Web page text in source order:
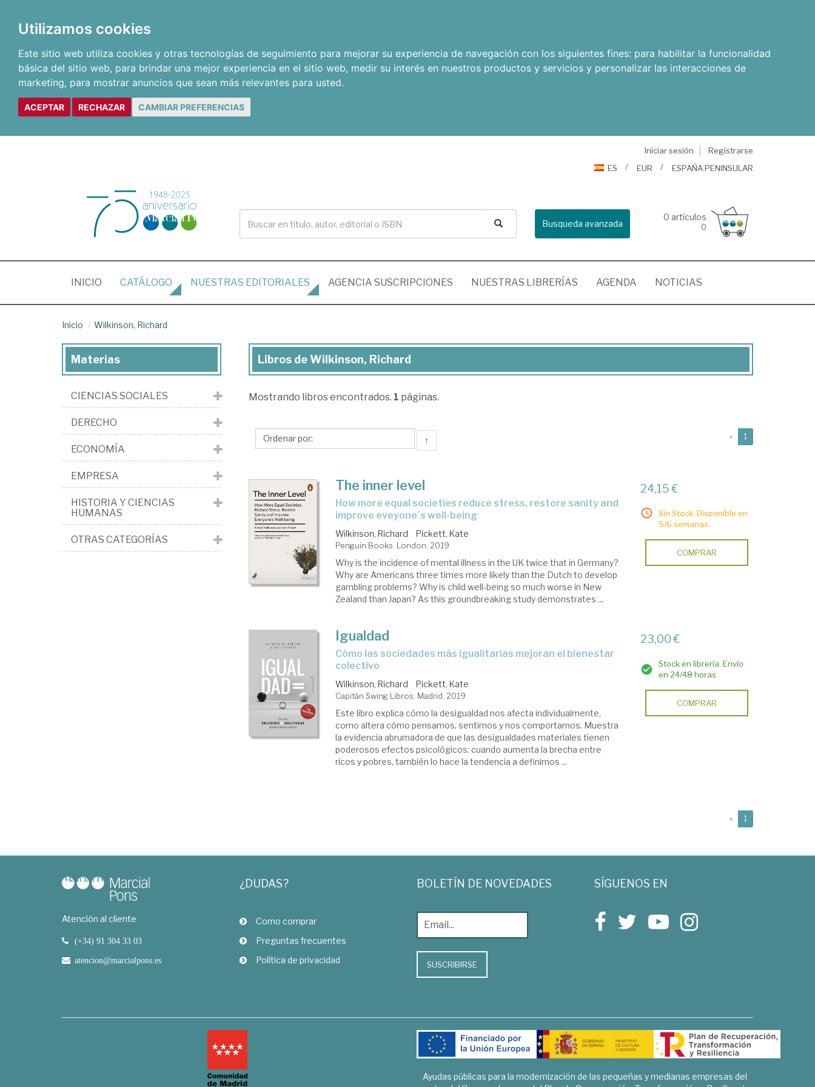
Utilizamos cookies
Este sitio web utiliza cookies y otras tecnologías de seguimiento para mejorar su experiencia de navegación con los siguientes fines: para habilitar la funcionalidad
básica del sitio web, para brindar una mejor experiencia en el sitio web, medir su interés en nuestros productos y servicios y personalizar las interacciones de
marketing, para mostrar anuncios que sean más relevantes para usted.
ACEPTAR RECHAZAR CAMBIAR PREFERENCIAS
Iniciar sesión
Registrarse
ES
EUR ESPAÑA PENINSULAR
Busqueda avanzada
0 artículos
0
INICIO (CURRENT)
CATÁLOGO NUESTRAS EDITORIALES AGENCIA SUSCRIPCIONES NUESTRAS LIBRERÍAS AGENDA NOTICIAS
Inicio Wilkinson, Richard
Libros
Wilkinson,
Libros de Wilkinson, Richard
Mostrando libros encontrados. 1 páginas.
↑ « 1
The inner level
how more equal societies reduce stress, restore sanity and
improve eveyone´s well-being
Wilkinson, Richard Pickett, Kate
Penguin Books. London, 2019
Why is the incidence of mental illness in the UK twice that in Germany?
Why are Americans three times more likely than the Dutch to develop
gambling problems? Why is child well-being so much worse in New
Zealand than Japan? As this groundbreaking study demonstrates ...
24,15 €
Sin Stock. Disponible en
5/6 semanas.
COMPRAR
Igualdad
cómo las sociedades más igualitarias mejoran el bienestar
colectivo
Wilkinson, Richard Pickett, Kate
Capitán Swing Libros. Madrid, 2019
Este libro explica cómo la desigualdad nos afecta individualmente,
como altera cómo pensamos, sentimos y nos comportamos. Muestra
la evidencia abrumadora de que las desigualdades materiales tienen
poderosos efectos psicológicos: cuando aumenta la brecha entre
ricos y pobres, también lo hace la tendencia a definirnos ...
23,00 €
Stock en librería. Envío
en 24/48 horas
COMPRAR
« 1
Materias
CIENCIAS SOCIALES
DERECHO
ECONOMÍA
EMPRESA
HISTORIA Y CIENCIAS
HUMANAS
OTRAS CATEGORÍAS
Atención al cliente
(+34) 91 304 33 03
atencion@marcialpons.es
¿DUDAS?
Como comprar
Preguntas frecuentes
Política de privacidad
BOLETÍN DE NOVEDADES
SUSCRIBIRSE
SÍGUENOS EN
Ayudas públicas para la modernización de las pequeñas y medianas empresas del